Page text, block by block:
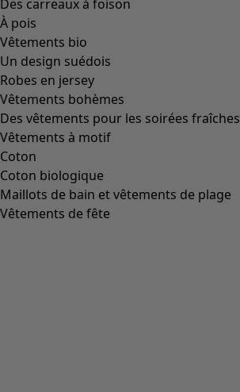
Des carreaux à foison
À pois
Vêtements bio
Un design suédois
Robes en jersey
Vêtements bohèmes
Des vêtements pour les soirées fraîches
Vêtements à motif
Coton
Coton biologique
Maillots de bain et vêtements de plage
Vêtements de fête